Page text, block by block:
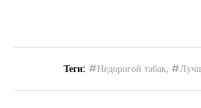
Теги: #Недорогой табак,